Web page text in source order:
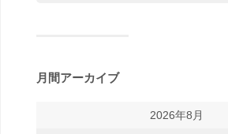
月間アーカイブ
2026年8月